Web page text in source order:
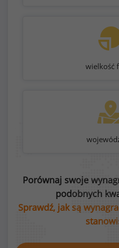
wielkość
Porównaj swoje
podobnych
Sprawdź, jak są